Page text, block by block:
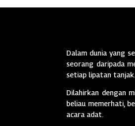
Dalam dunia yang
seorang daripada
setiap lipatan tanjak.
Dilahirkan dengan
beliau memerhati,
acara adat.